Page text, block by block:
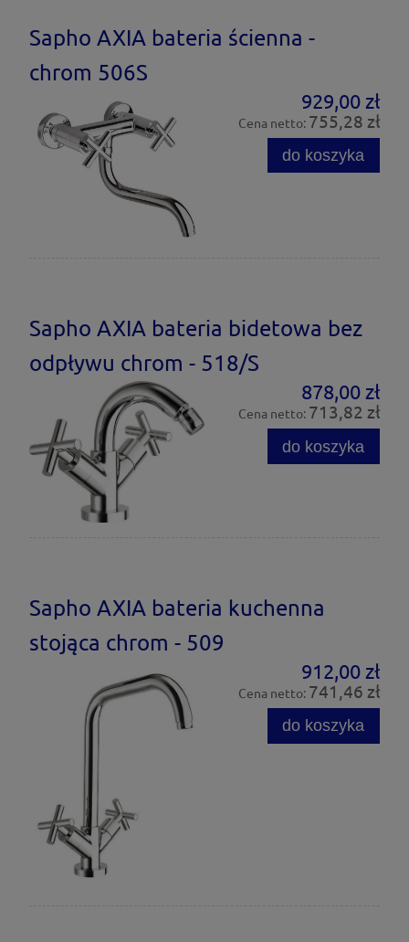
Sapho AXIA bateria ścienna -
chrom 506S
929,00 zł
Cena netto: 755,28 zł
do koszyka
Sapho AXIA bateria bidetowa bez
odpływu chrom - 518/S
878,00 zł
Cena netto: 713,82 zł
do koszyka
Sapho AXIA bateria kuchenna
stojąca chrom - 509
912,00 zł
Cena netto: 741,46 zł
do koszyka